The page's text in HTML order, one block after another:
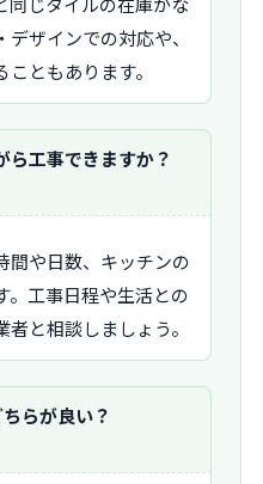
ザインでの対応や、
ともあります。
ら工事できますか？
間や日数、キッチンの
。工事日程や生活との
と相談しましょう。
らが良い？